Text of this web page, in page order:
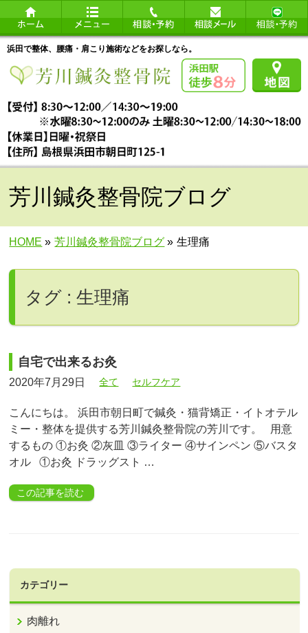
浜田で整体、腰痛・肩こり施術などをお探しなら。
芳川鍼灸整骨院ブログ
HOME » 芳川鍼灸整骨院ブログ » 生理痛
タグ : 生理痛
自宅で出来るお灸
2020年7月29日 全て セルフケア
こんにちは。 浜田市朝日町で鍼灸・猫背矯正・イトオテル
ミー・整体を提供する芳川鍼灸整骨院の芳川です。 用意
するもの ①お灸 ②灰皿 ③ライター ④サインペン ⑤バスタ
オル ①お灸 ドラッグスト …
この記事を読む
カテゴリー
肉離れ